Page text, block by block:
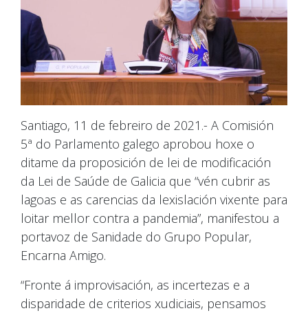
Santiago, 11 de febreiro de 2021.- A Comisión
5ª do Parlamento galego aprobou hoxe o
ditame da proposición de lei de modificación
da Lei de Saúde de Galicia que “vén cubrir as
lagoas e as carencias da lexislación vixente para
loitar mellor contra a pandemia”, manifestou a
portavoz de Sanidade do Grupo Popular,
Encarna Amigo.
“Fronte á improvisación, as incertezas e a
disparidade de criterios xudiciais, pensamos